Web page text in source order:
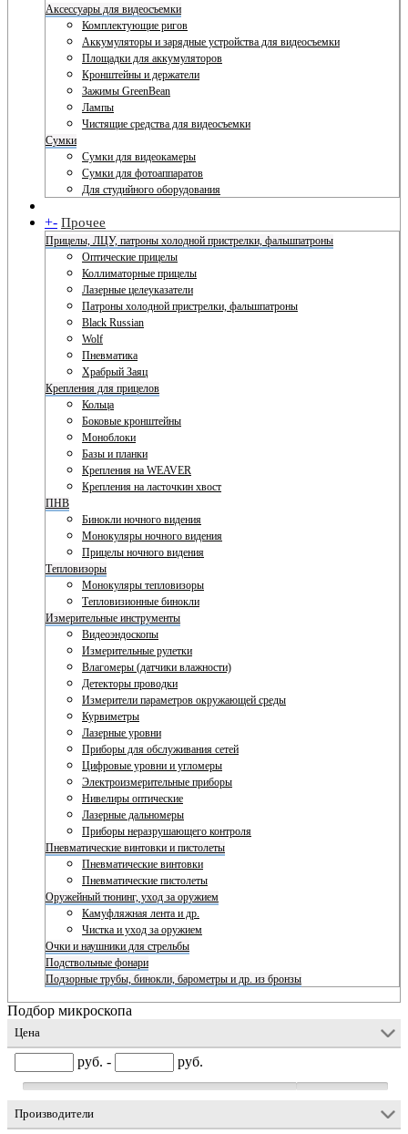
Аксессуары для видеосъемки
Комплектующие ригов
Аккумуляторы и зарядные устройства для видеосъемки
Площадки для аккумуляторов
Кронштейны и держатели
Зажимы GreenBean
Лампы
Чистящие средства для видеосъемки
Сумки
Сумки для видеокамеры
Сумки для фотоаппаратов
Для студийного оборудования
+- Прочее
Прицелы, ЛЦУ, патроны холодной пристрелки, фальшпатроны
Оптические прицелы
Коллиматорные прицелы
Лазерные целеуказатели
Патроны холодной пристрелки, фальшпатроны
Black Russian
Wolf
Пневматика
Храбрый Заяц
Крепления для прицелов
Кольца
Боковые кронштейны
Моноблоки
Базы и планки
Крепления на WEAVER
Крепления на ласточкин хвост
ПНВ
Бинокли ночного видения
Монокуляры ночного видения
Прицелы ночного видения
Тепловизоры
Монокуляры тепловизоры
Тепловизионные бинокли
Измерительные инструменты
Видеоэндоскопы
Измерительные рулетки
Влагомеры (датчики влажности)
Детекторы проводки
Измерители параметров окружающей среды
Курвиметры
Лазерные уровни
Приборы для обслуживания сетей
Цифровые уровни и угломеры
Электроизмерительные приборы
Нивелиры оптические
Лазерные дальномеры
Приборы неразрушающего контроля
Пневматические винтовки и пистолеты
Пневматические винтовки
Пневматические пистолеты
Оружейный тюнинг, уход за оружием
Камуфляжная лента и др.
Чистка и уход за оружием
Очки и наушники для стрельбы
Подствольные фонари
Подзорные трубы, бинокли, барометры и др. из бронзы
Подбор микроскопа
Цена
руб. - руб.
Производители